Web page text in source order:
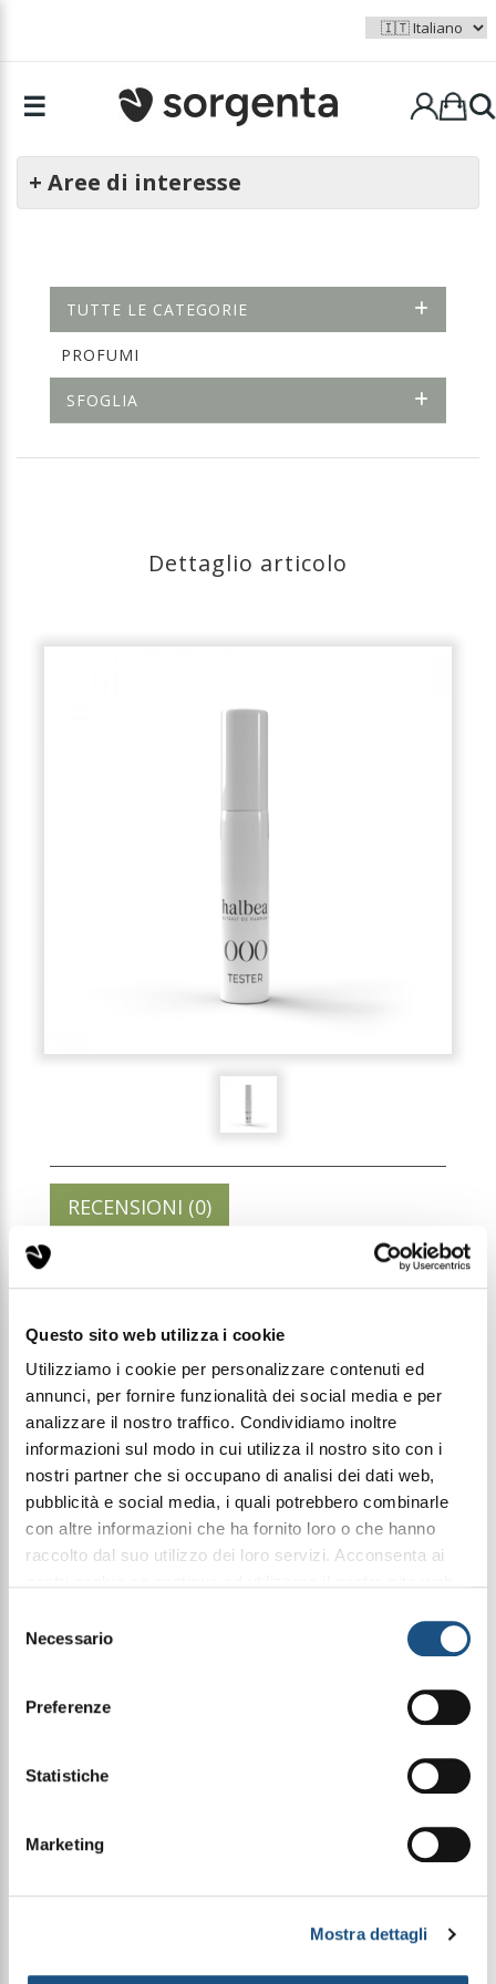
Questo sito web utilizza i cookie
Utilizziamo i cookie per personalizzare contenuti ed
annunci, per fornire funzionalità dei social media e per
analizzare il nostro traffico. Condividiamo inoltre
informazioni sul modo in cui utilizza il nostro sito con i
nostri partner che si occupano di analisi dei dati web,
pubblicità e social media, i quali potrebbero combinarle
con altre informazioni che ha fornito loro o che hanno
raccolto dal suo utilizzo dei loro servizi. Acconsenta ai
delNecessario
Preferenze
Statistiche
Marketing
Mostra dettagli
☰
+ Aree di interesse
TUTTE LE CATEGORIE
PROFUMI
SFOGLIA
Dettaglio articolo
RECENSIONI (0)
LUXURY UNISEX 3ML
Codice: T180
Prezzo di listino:
€ 1,69
Condividi questo articolo sui social
Note di testa: Zafferano, Note Acquatiche,
Mandarino, Pepe Rosa, Arancia, Bergamotto e Rum
Note di fondo: Panna, Vaniglia, Fava Tonka, Note
Legnose, Patchouli, Ambra Grigia, Muschio Bianco,